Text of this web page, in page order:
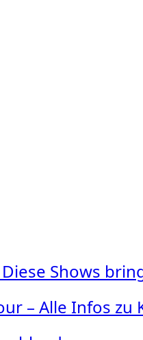
Shows
– Alle Infos